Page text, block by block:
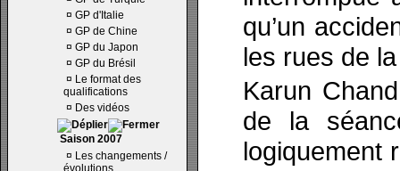
¤ GP d'Italie
¤ GP de Chine
¤ GP du Japon
¤ GP du Brésil
¤ Le format des
qualifications
¤ Des vidéos
Saison 2007
¤ Les changements /
évolutions
qu’un
les rues de
Karun
de la
logiquement